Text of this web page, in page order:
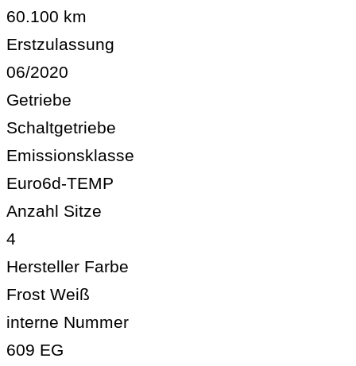
60.100 km
Erstzulassung
06/2020
Getriebe
Schaltgetriebe
Emissionsklasse
Euro6d-TEMP
Anzahl Sitze
4
Hersteller Farbe
Frost Weiß
interne Nummer
609 EG